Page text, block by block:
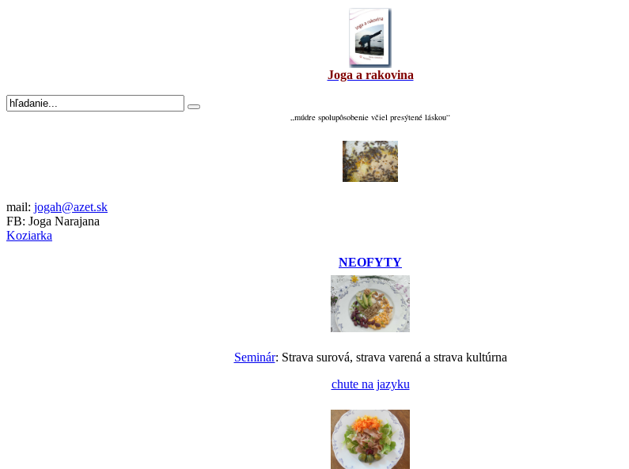
Joga a rakovina
„múdre spolupôsobenie včiel presýtené láskou“
mail: jogah@azet.sk
FB: Joga Narajana
Koziarka
NEOFYTY
Seminár: Strava surová, strava varená a strava kultúrna
chute na jazyku